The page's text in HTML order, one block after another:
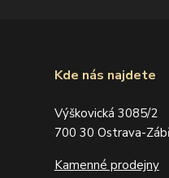
Kde nás najdete
Výškovická 3085/2
700 30 Ostrava-
Kamenné prodejny